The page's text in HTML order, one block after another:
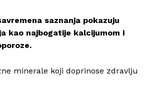
saznanja pokazuju
kao najbogatije kalcijumom i
minerale koji doprinose zdravlju